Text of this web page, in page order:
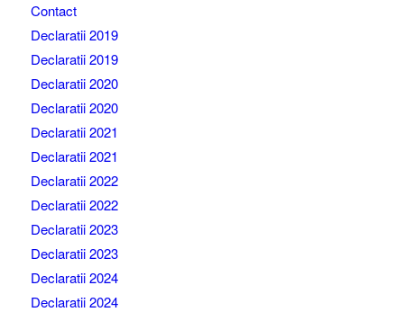
Contact
Declaratii 2019
Declaratii 2019
Declaratii 2020
Declaratii 2020
Declaratii 2021
Declaratii 2021
Declaratii 2022
Declaratii 2022
Declaratii 2023
Declaratii 2023
Declaratii 2024
Declaratii 2024